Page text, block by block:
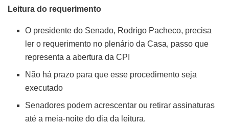
Leitura do requerimento
O presidente do Senado, Rodrigo Pacheco, precisa
ler o requerimento no plenário da Casa, passo que
representa a abertura da CPI
Não há prazo para que esse procedimento seja
executado
Senadores podem acrescentar ou retirar assinaturas
até a meia-noite do dia da leitura.